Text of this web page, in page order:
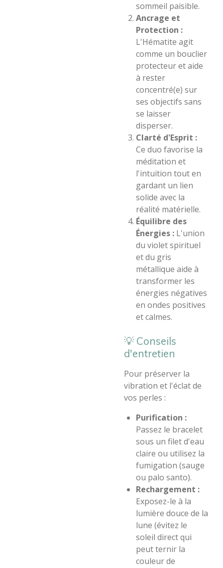
sommeil paisible.
Ancrage et
Protection :
L'Hématite agit
comme un bouclier
protecteur et aide
à rester
concentré(e) sur
ses objectifs sans
se laisser
disperser.
Clarté d'Esprit :
Ce duo favorise la
méditation et
l'intuition tout en
gardant un lien
solide avec la
réalité matérielle.
Équilibre des
Énergies : L'union
du violet spirituel
et du gris
métallique aide à
transformer les
énergies négatives
en ondes positives
et calmes.
​💡 Conseils
d'entretien
​Pour préserver la
vibration et l'éclat de
vos perles :
Purification :
Passez le bracelet
sous un filet d'eau
claire ou utilisez la
fumigation (sauge
ou palo santo).
Rechargement :
Exposez-le à la
lumière douce de la
lune (évitez le
soleil direct qui
peut ternir la
couleur de